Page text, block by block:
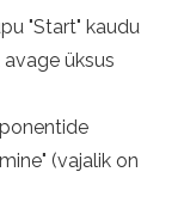
"Start" kaudu
üksus
(vajalik on